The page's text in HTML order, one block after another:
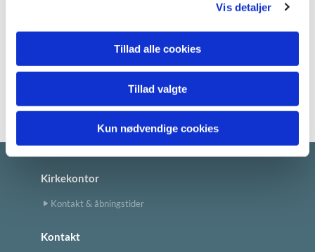
Vis detaljer
Tillad alle cookies
Tillad valgte
Kun nødvendige cookies
Læs menighedsrådets referater her >
Kirkekontor
Kontakt & åbningstider
Kontakt